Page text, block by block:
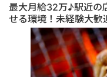
最大月給32万♪駅近
せる環境！未経験大歓